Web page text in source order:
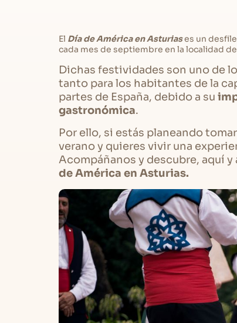
El Día de América en Asturiases un
cada mes de septiembre en la localidad
Dichas festividades son uno de
tanto para los habitantes de la
partes de España, debido a su
gastronómica.
Por ello, si estás planeando
verano y quieres vivir una
Acompáñanos y descubre, aquí y
de América en Asturias.